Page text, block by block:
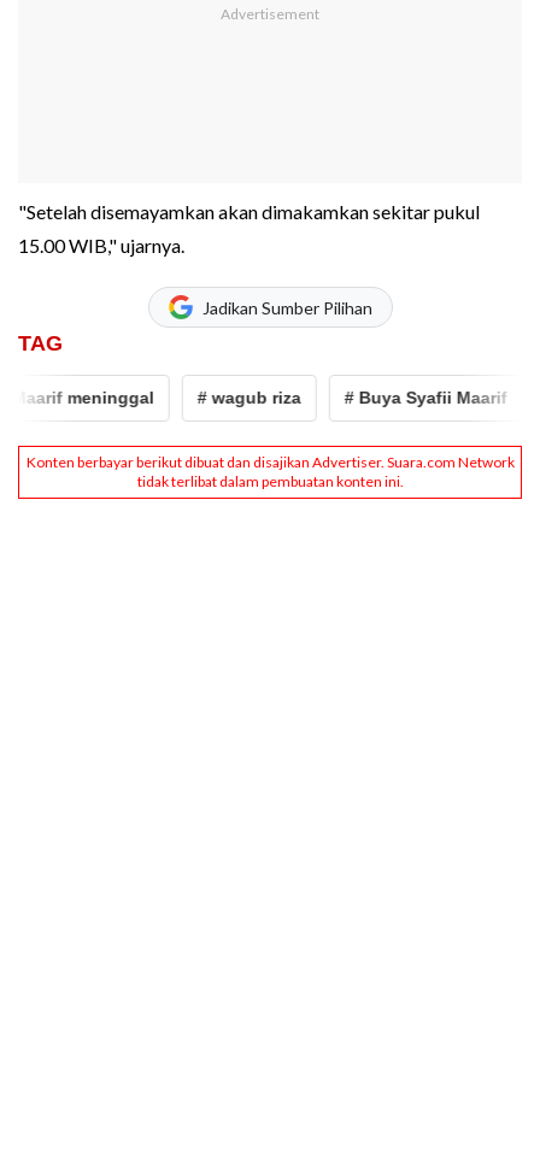
"Setelah disemayamkan akan dimakamkan sekitar pukul
15.00 WIB," ujarnya.
Jadikan Sumber Pilihan
TAG
meninggal # wagub riza # Buya Syafii Maarif